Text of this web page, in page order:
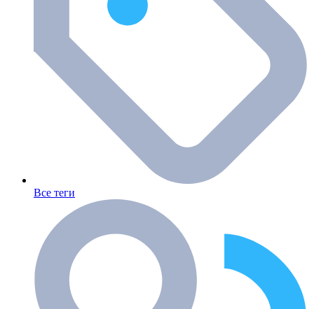
Все теги